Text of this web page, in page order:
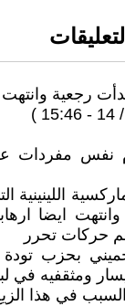
التعليقات
نفس مفردات
ارهابية في اكتوبر 17 وانتهت
حركات تحرر
بحزب تودة
ومثقفيه في
في هذا